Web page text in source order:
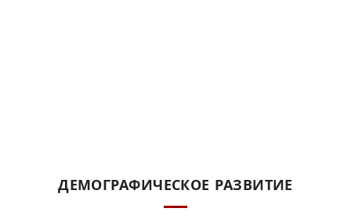
ДЕМОГРАФИЧЕСКОЕ РАЗВИТИЕ